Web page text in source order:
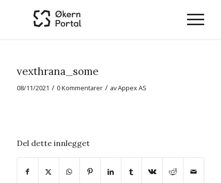
vexthrana_some
08/11/2021 / 0 Kommentarer / avAppex AS
Del dette innlegget